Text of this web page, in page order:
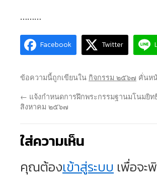
………
Facebook Twitter
ข้อความนี้ถูกเขียนใน กิจกรรม ๒๕๖๗ คั่นห
← แจ้งกำหนดการฝึกพระกรรมฐานมโนมยิท
สิงหาคม ๒๕๖๗
ใส่ความเห็น
คุณต้องเข้าสู่ระบบ เพื่อจะ